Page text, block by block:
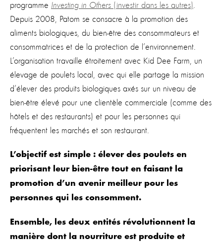
programme Investing in Others (investir dans les autres)
Depuis 2008, Patom se consacre à la promotion des
aliments biologiques, du bien-être des consommateurs et
consommatrices et de la protection de l’environnement.
L’organisation travaille étroitement avec Kid Dee Farm, un
élevage de poulets local, avec qui elle partage la mission
d’élever des produits biologiques axés sur un niveau de
bien-être élevé pour une clientèle commerciale (comme des
hôtels et des restaurants) et pour les personnes qui
fréquentent les marchés et son restaurant.
L’objectif est simple : élever des poulets en
priorisant leur bien-être tout en faisant la
promotion d’un avenir meilleur pour les
personnes qui les consomment.
Ensemble, les deux entités révolutionnent la
manière dont la nourriture est produite et